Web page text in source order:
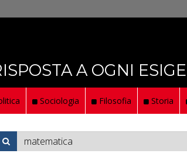
A OGNI
Sociologia Filosofia Storia